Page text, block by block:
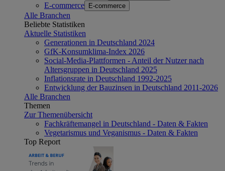
E-commerce E-commerce
Alle Branchen
Beliebte Statistiken
Aktuelle Statistiken
Generationen in Deutschland 2024
GfK-Konsumklima-Index 2026
Social-Media-Plattformen - Anteil der Nutzer nach
Altersgruppen in Deutschland 2025
Inflationsrate in Deutschland 1992-2025
Entwicklung der Bauzinsen in Deutschland 2011-2026
Alle Branchen
Themen
Zur Themenübersicht
Fachkräftemangel in Deutschland - Daten & Fakten
Vegetarismus und Veganismus - Daten & Fakten
Top Report